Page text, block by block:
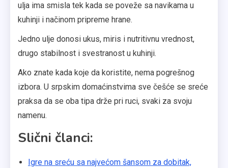
ulja ima smisla tek kada se poveže sa navikama u
kuhinji i načinom pripreme hrane.
Jedno ulje donosi ukus, miris i nutritivnu vrednost,
drugo stabilnost i svestranost u kuhinji.
Ako znate kada koje da koristite, nema pogrešnog
izbora. U srpskim domaćinstvima sve češće se sreće
praksa da se oba tipa drže pri ruci, svaki za svoju
namenu.
Slični članci:
Igre na sreću sa najvećom šansom za dobitak,